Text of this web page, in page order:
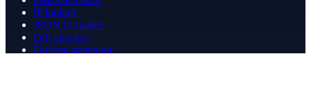
IP lookup
JSON formatter
Diff checker
Favicon generator